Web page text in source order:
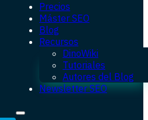
Precios
Máster SEO
Blog
Recursos
DinoWiki
Tutoriales
Autores del Blog
Newsletter SEO